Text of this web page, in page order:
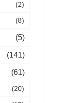
(2)
(8)
(5)
(141)
(61)
(20)